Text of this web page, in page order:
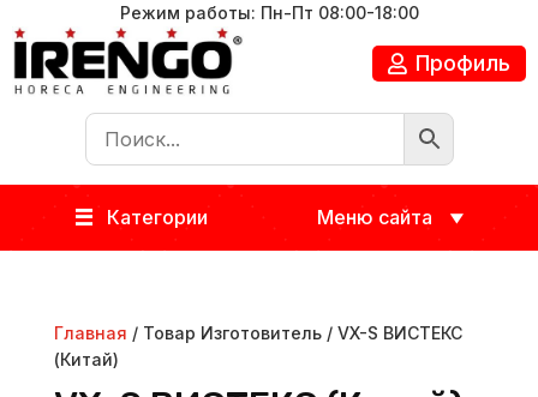
Режим работы: Пн-Пт 08:00-18:00
Профиль
Категории Меню сайта
Главная / Товар Изготовитель / VX-S ВИСТЕКС
(Китай)